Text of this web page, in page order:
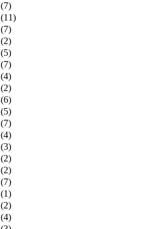
(7)
(11)
(7)
(2)
(5)
(7)
(4)
(2)
(6)
(5)
(7)
(4)
(3)
(2)
(2)
(7)
(1)
(2)
(4)